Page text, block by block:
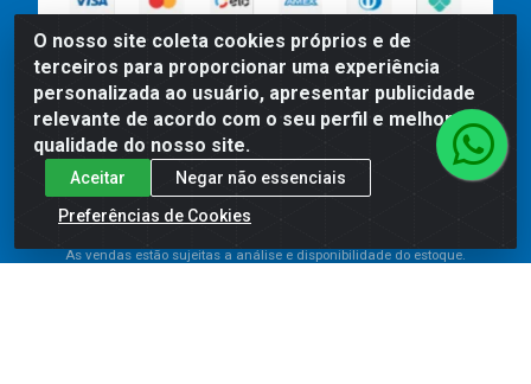
O nosso site coleta cookies próprios e de
terceiros para proporcionar uma experiência
personalizada ao usuário, apresentar publicidade
relevante de acordo com o seu perfil e melhorar a
qualidade do nosso site.
Aceitar
Negar não essenciais
Preferências de Cookies
Preços, promoções, condições de pagamento e frete são válidos
para compras realizadas exclusivamente pelo site. Caso haja
divergência de preço de um produto, será válido o preço que for
As vendas estão sujeitas a análise e disponibilidade do estoque.